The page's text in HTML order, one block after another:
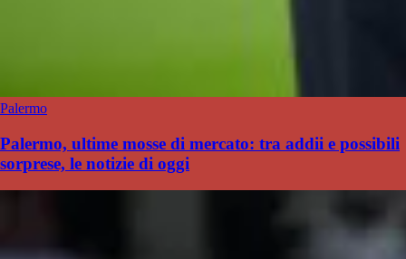
Palermo
Palermo, ultime mosse di mercato: tra addii e possibili
sorprese, le notizie di oggi